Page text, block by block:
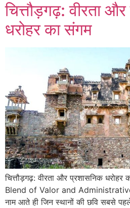
चित्तौड़गढ़: वीरता
धरोहर का संगम
चित्तौड़गढ़: वीरता और प्रशासनिक
Blend of Valor and
नाम आते ही जिन स्थानों की छवि सबसे